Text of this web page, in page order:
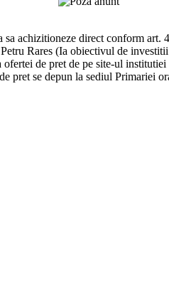
achizitioneze direct conform
Rares (Ia obiectivul de
de pret de pe site-ul
pret se depun la sediul Primariei